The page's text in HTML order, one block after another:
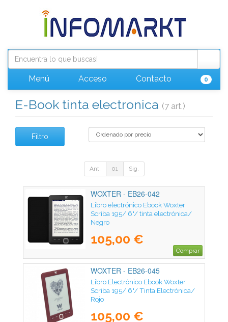
Menú Acceso Contacto 0
E-Book tinta electronica (7 art.)
Filtro
Ant. 01 Sig.
WOXTER - EB26-042
Libro electrónico Ebook Woxter
Scriba 195/ 6"/ tinta electrónica/
Negro
105,00 €
Comprar
WOXTER - EB26-045
Libro Electrónico Ebook Woxter
Scriba 195/ 6"/ Tinta Electrónica/
Rojo
105,00 €